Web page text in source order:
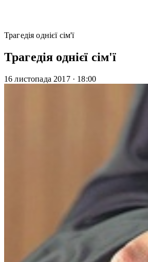
Трагедія однієї сім'ї
Трагедія однієї сім'ї
16 листопада 2017 · 18:00